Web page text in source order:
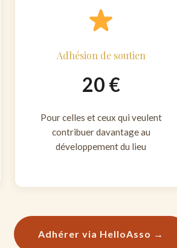
Adhésion de soutien
20 €
Pour celles et ceux qui veulent
contribuer davantage au
développement du lieu
Adhérer via HelloAsso →